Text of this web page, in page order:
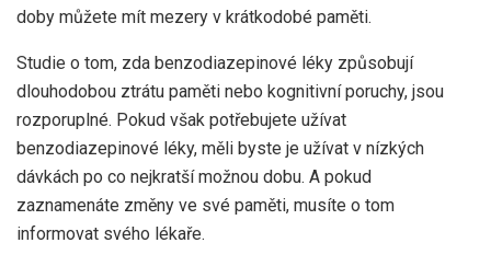
doby můžete mít mezery v krátkodobé paměti.
Studie o tom, zda benzodiazepinové léky způsobují
dlouhodobou ztrátu paměti nebo kognitivní poruchy, jsou
rozporuplné. Pokud však potřebujete užívat
benzodiazepinové léky, měli byste je užívat v nízkých
dávkách po co nejkratší možnou dobu. A pokud
zaznamenáte změny ve své paměti, musíte o tom
informovat svého lékaře.